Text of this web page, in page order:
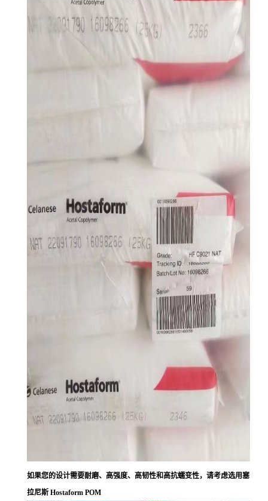
如果您的设计需要耐磨、高强度、高韧性和高抗蠕变性，请考虑选用塞
拉尼斯 Hostaform POM